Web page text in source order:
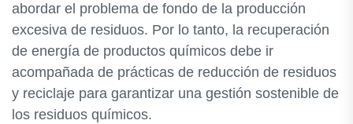
abordar el problema de fondo de la producción
excesiva de residuos. Por lo tanto, la recuperación
de energía de productos químicos debe ir
acompañada de prácticas de reducción de residuos
y reciclaje para garantizar una gestión sostenible de
los residuos químicos.